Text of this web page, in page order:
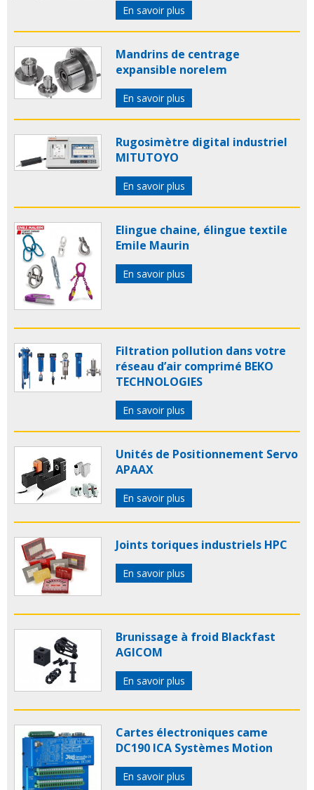
En savoir plus
Mandrins de centrage
expansible norelem
En savoir plus
Rugosimètre digital industriel
MITUTOYO
En savoir plus
Elingue chaine, élingue textile
Emile Maurin
En savoir plus
Filtration pollution dans votre
réseau d’air comprimé BEKO
TECHNOLOGIES
En savoir plus
Unités de Positionnement Servo
APAAX
En savoir plus
Joints toriques industriels HPC
En savoir plus
Brunissage à froid Blackfast
AGICOM
En savoir plus
Cartes électroniques came
DC190 ICA Systèmes Motion
En savoir plus